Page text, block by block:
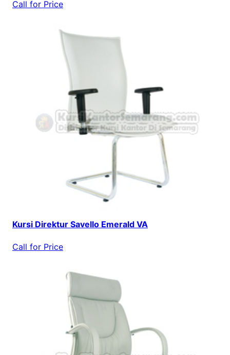
Call for Price
Kursi Direktur Savello Emerald VA
Call for Price